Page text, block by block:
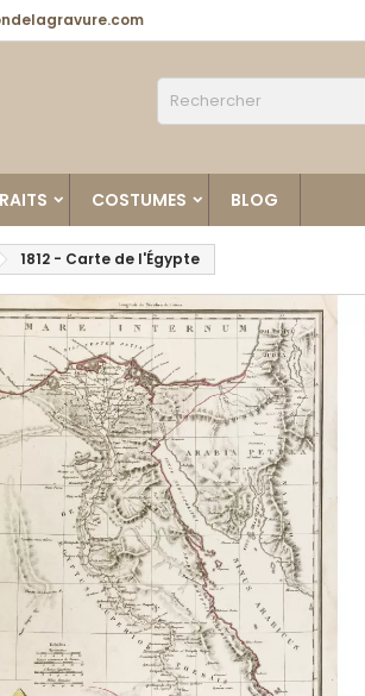
COSTUMES BLOG
1812 - Carte de l'Égypte